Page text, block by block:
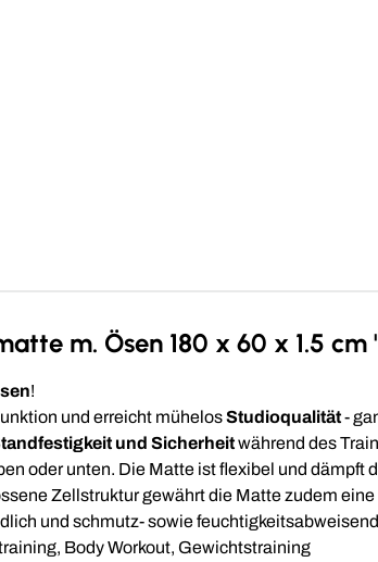
m. Ösen 180 x 60 x 1.5 cm
!
und erreicht mühelosStudioqualität-
und Sicherheitwährend des
oder unten. Die Matte ist flexibel und
Zellstruktur gewährt die Matte zudem
und schmutz- sowie
Body Workout, Gewichtstraining